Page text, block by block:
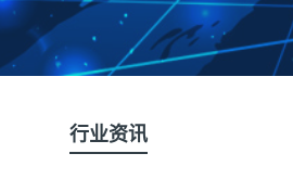
行业资讯